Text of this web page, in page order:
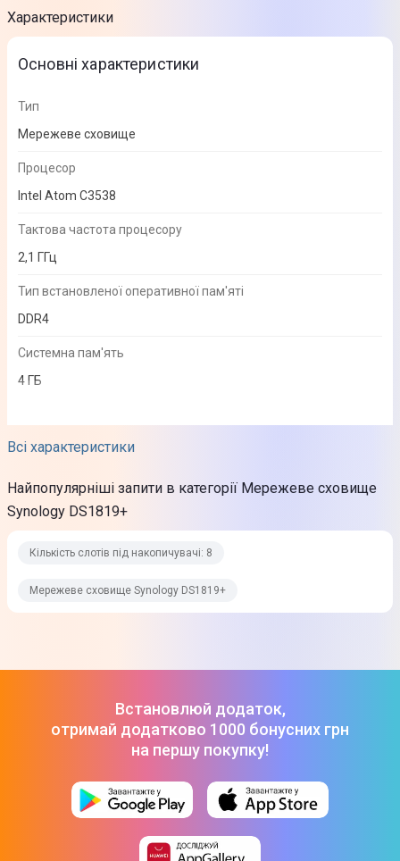
Характеристики
Всі характеристики
Основні характеристики
Тип
Мережеве сховище
Процесор
Intel Atom C3538
Тактова частота процесору
2,1 ГГц
Тип встановленої оперативної пам'яті
DDR4
Системна пам'ять
4 ГБ
Інтерфейси і порти
eSATA
Порти
2 x eSATA
Кількість слотів під накопичувачі
Кількість встановлених накопичувачів
Не встановлені
Найпопулярніші запити в категорії Мережеве сховище
Synology DS1819+
Кількість слотів під накопичувачі: 8
Мережеве сховище Synology DS1819+
Встановлюй додаток,
отримай додатково 1000 бонусних грн
на першу покупку!